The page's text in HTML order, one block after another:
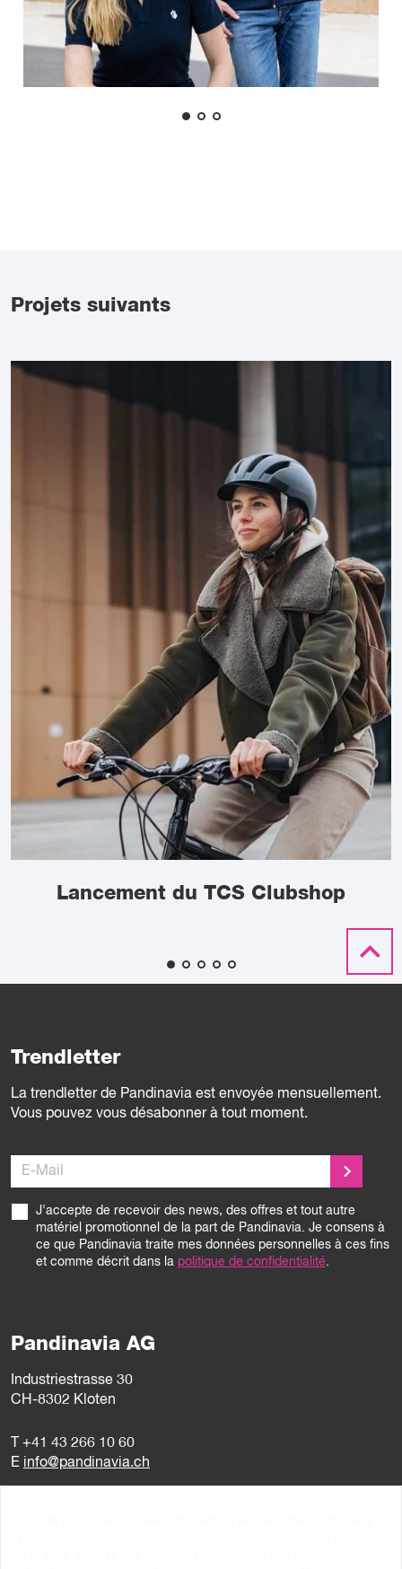
Projets suivants
Lancement du TCS Clubshop
Trendletter
La trendletter de Pandinavia est envoyée mensuellement.
Vous pouvez vous désabonner à tout moment.
E-Mail
J'accepte de recevoir des news, des offres et tout autre
matériel promotionnel de la part de Pandinavia. Je consens à
ce que Pandinavia traite mes données personnelles à ces fins
et comme décrit dans la politique de confidentialité.
Pandinavia AG
Industriestrasse 30
CH-8302 Kloten
T +41 43 266 10 60
E info@pandinavia.ch